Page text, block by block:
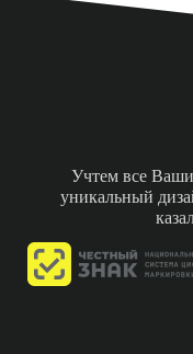
Учтем все
уникальный